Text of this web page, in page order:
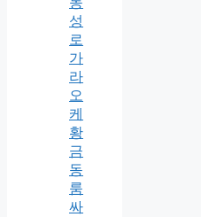
성
로
가
라
오
케
황
금
동
룸
싸